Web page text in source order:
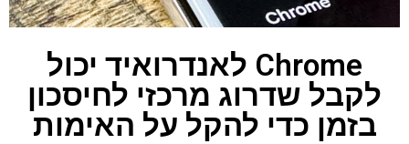
Chrome לאנדרואיד יכול
לקבל שדרוג מרכזי לחיסכון
בזמן כדי להקל על האימות